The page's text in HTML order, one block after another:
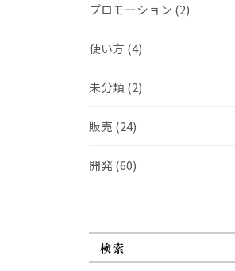
プロモーション (2)
使い方 (4)
未分類 (2)
販売 (24)
開発(60)
検索